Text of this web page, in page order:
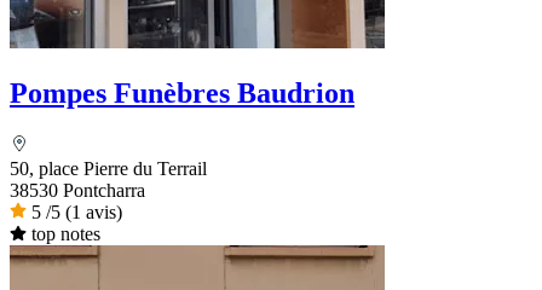
Pompes Funèbres Baudrion
50, place Pierre du Terrail
38530 Pontcharra
5 /5 (1 avis)
top notes